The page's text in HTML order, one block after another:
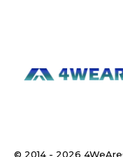
© 2014 - 2026